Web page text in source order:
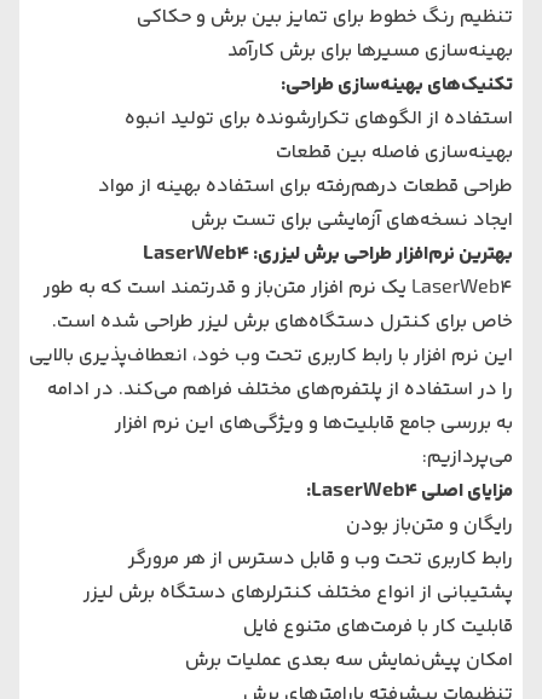
تنظیم رنگ خطوط برای تمایز بین برش و حکاکی
بهینه‌سازی مسیرها برای برش کارآمد
تکنیک‌های بهینه‌سازی طراحی:
استفاده از الگوهای تکرارشونده برای تولید انبوه
بهینه‌سازی فاصله بین قطعات
طراحی قطعات درهم‌رفته برای استفاده بهینه از مواد
ایجاد نسخه‌های آزمایشی برای تست برش
بهترین نرم‌افزار طراحی برش لیزری: LaserWeb4
LaserWeb4 یک نرم افزار متن‌باز و قدرتمند است که به طور
خاص برای کنترل دستگاه‌های برش لیزر طراحی شده است.
این نرم افزار با رابط کاربری تحت وب خود، انعطاف‌پذیری بالایی
را در استفاده از پلتفرم‌های مختلف فراهم می‌کند. در ادامه
به بررسی جامع قابلیت‌ها و ویژگی‌های این نرم افزار
می‌پردازیم:
مزایای اصلی LaserWeb4:
رایگان و متن‌باز بودن
رابط کاربری تحت وب و قابل دسترس از هر مرورگر
پشتیبانی از انواع مختلف کنترلرهای دستگاه برش لیزر
قابلیت کار با فرمت‌های متنوع فایل
امکان پیش‌نمایش سه بعدی عملیات برش